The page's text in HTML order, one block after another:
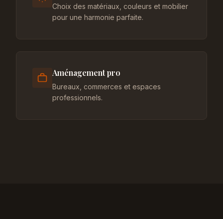
Choix des matériaux, couleurs et mobilier
pour une harmonie parfaite.
Aménagement pro
Bureaux, commerces et espaces
professionnels.